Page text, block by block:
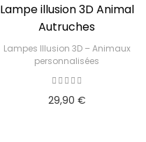
Lampe illusion 3D Animal
Autruches
Lampes Illusion 3D – Animaux
personnalisées
29,90 €